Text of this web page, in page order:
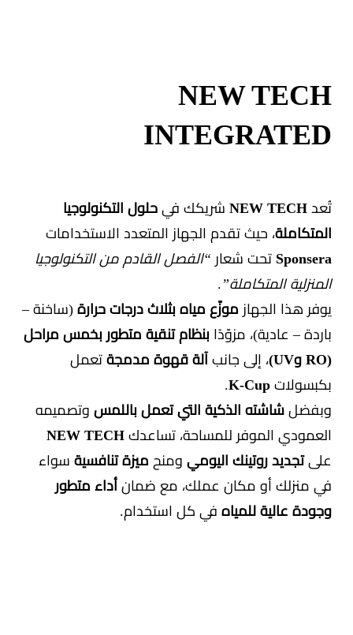
NEW TECH
INTEGRATED
تُعدNEW TECH شريكك فيحلول التكنولوجيا
المتكاملة، حيث تقدم الجهاز المتعدد الاستخدامات
Sponsera تحت شعار “الفصل القادم من التكنولوجيا
المنزلية المتكاملة”.
يوفر هذا الجهاز موزّع مياه بثلاث درجات حرارة (ساخنة –
باردة – عادية)، مزوّدًابنظام تنقية متطور بخمس مراحل
(RO وUV)
، إلى جانب آلة قهوة مدمجة تعمل
بكبسولاتK-Cup
.
وبفضلشاشته الذكية التي تعمل باللمس وتصميمه
العمودي الموفر للمساحة، تساعدكNEW TECH
علىتجديد روتينك اليومي ومنح ميزة تنافسية سواء
في منزلك أو مكان عملك، مع ضمانأداء متطور
وجودة عالية للمياه في كل استخدام.